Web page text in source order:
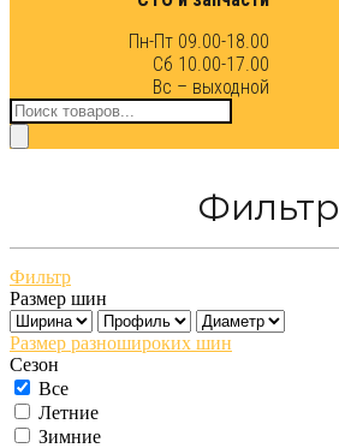
Пн-Пт 09.00-18.00
Сб 10.00-17.00
Вс – выходной
Поиск
товаров
Фильтр
Фильтр
Размер шин
Размер разношироких шин
Сезон
Все
Летние
Зимние